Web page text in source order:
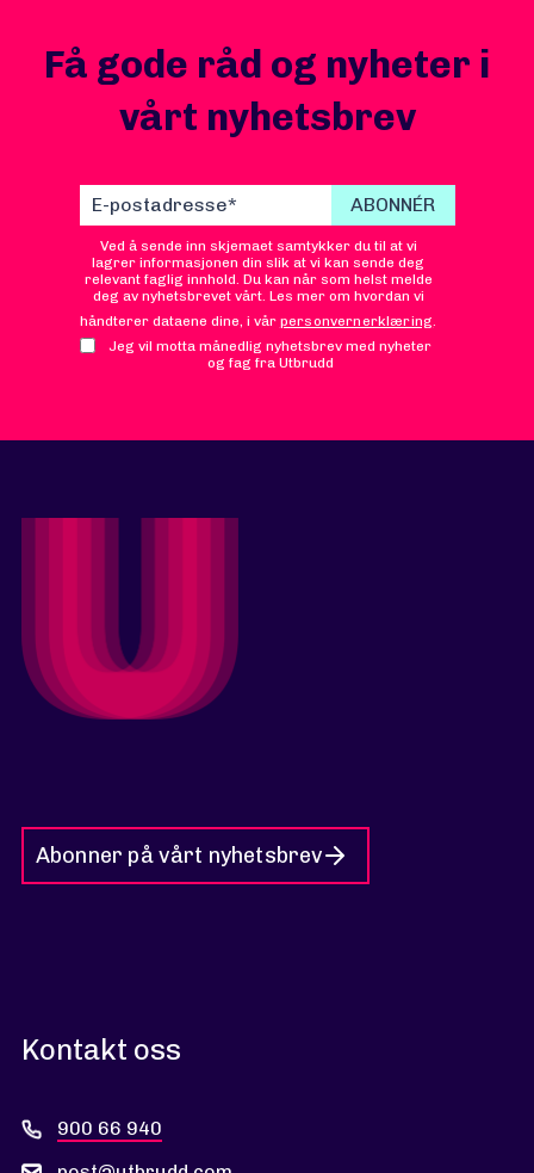
Få gode råd og nyheter i
vårt nyhetsbrev
Ved å sende inn skjemaet samtykker du til at vi
lagrer informasjonen din slik at vi kan sende deg
relevant faglig innhold. Du kan når som helst melde
deg av nyhetsbrevet vårt. Les mer om hvordan vi
håndterer dataene dine, i vår personvernerklæring
Jeg vil motta månedlig nyhetsbrev med nyheter
og fag fra Utbrudd
Abonner på vårt nyhetsbrev
Kontakt oss
900 66 940